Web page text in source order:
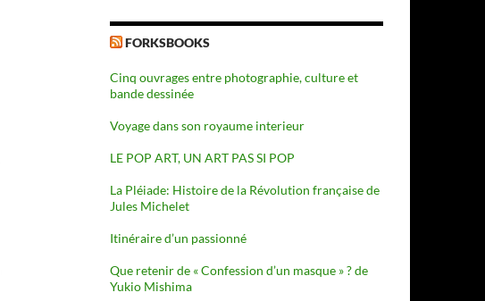
FORKSBOOKS
Cinq ouvrages entre photographie, culture et
bande dessinée
Voyage dans son royaume interieur
LE POP ART, UN ART PAS SI POP
La Pléiade: Histoire de la Révolution française de
Jules Michelet
Itinéraire d’un passionné
Que retenir de « Confession d’un masque » ? de
Yukio Mishima